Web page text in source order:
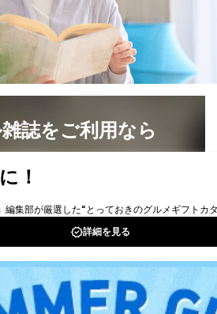
ジンサービス 個人情報問い合わせ
（土、日、祝、年末年始休業）
て、以下記載の項目のうち2項目
施させていただきます。
個人のお客様：氏名、住所、電話番
ールアドレス
法人のお客様：氏名、会社名、部署
話番号、顧客番号、メールアドレス
方：氏名、住所、所属学校（会社）
名、部署名、氏名、住所
所、（会社名）
誌をご利用なら
無料で読み放題！
DOWNLOAD FOR IOS
FOR ANDROID